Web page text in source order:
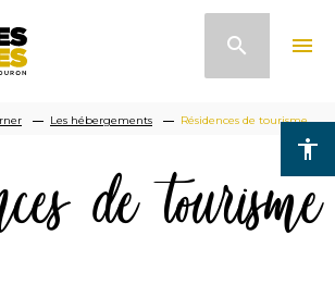
accessibility
search menu
Les hébergements Résidences de tourisme
de tourisme